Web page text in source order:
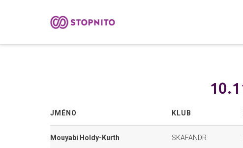
JMÉNO KLUB
Mouyabi Holdy-Kurth SKAFANDR